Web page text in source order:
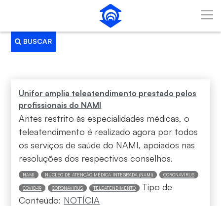
Pular para o Conteúdo principal
BUSCAR
Unifor amplia teleatendimento prestado pelos
profissionais do NAMI
Antes restrito às especialidades médicas, o
teleatendimento é realizado agora por todos
os serviços de saúde do NAMI, apoiados nas
resoluções dos respectivos conselhos.
NAMI NÚCLEO DE ATENÇÃO MÉDICA INTEGRADA (NAMI) CORONAVÍRUS
COVID-19 CORONAVIRUS TELEATENDIMENTO
Tipo de
Conteúdo: NOTÍCIA